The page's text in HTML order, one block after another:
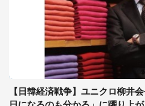
【日韓経済戦争】ユニクロ柳井